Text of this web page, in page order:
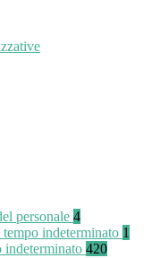
personale 4
tempo indeterminato 1
indeterminato 420